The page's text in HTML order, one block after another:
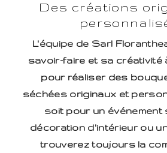
Des créations
L'équipe de Sarl
savoir-faire et sa créativité
pour réaliser des
séchées originaux et
soit pour un événement
décoration d'intérieur ou
trouverez toujours la